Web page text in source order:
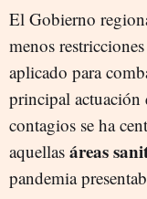
El Gobierno
menos
aplicado para
principal actuación
contagios se ha
aquellas áreas
pandemia